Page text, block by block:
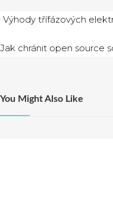
Navigácia
Výhody třífázových
Jak chránit open source
You Might Also Like